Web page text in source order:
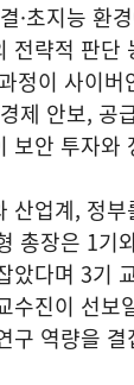
·초지능 환
전략적 판단
정이 사이
제 안보, 공
보안 투자
산업계, 정
총장은 1기
았다며 3기
수진이 선
구 역량을